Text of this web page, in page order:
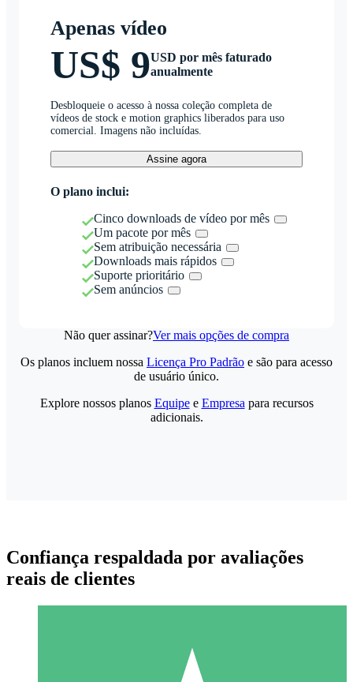
Apenas vídeo
US$ 9USD por mês faturado
anualmente
Desbloqueie o acesso à nossa coleção completa de
vídeos de stock e motion graphics liberados para uso
comercial. Imagens não incluídas.
Assine agora
O plano inclui:
Cinco downloads de vídeo por mês
Um pacote por mês
Sem atribuição necessária
Downloads mais rápidos
Suporte prioritário
Sem anúncios
Não quer assinar?Ver mais opções de compra
Os planos incluem nossa Licença Pro Padrão e são para acesso
de usuário único.
Explore nossos planos Equipee Empresa para recursos
adicionais.
Confiança respaldada por avaliações
reais de clientes